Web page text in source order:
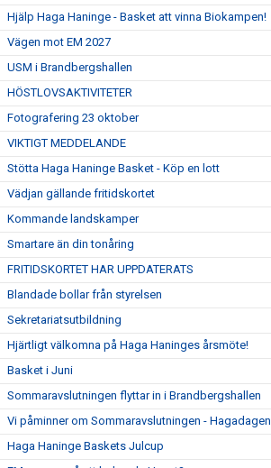
Hjälp Haga Haninge - Basket att vinna Biokampen!
Vägen mot EM 2027
USM i Brandbergshallen
HÖSTLOVSAKTIVITETER
Fotografering 23 oktober
VIKTIGT MEDDELANDE
Stötta Haga Haninge Basket - Köp en lott
Vädjan gällande fritidskortet
Kommande landskamper
Smartare än din tonåring
FRITIDSKORTET HAR UPPDATERATS
Blandade bollar från styrelsen
Sekretariatsutbildning
Hjärtligt välkomna på Haga Haninges årsmöte!
Basket i Juni
Sommaravslutningen flyttar in i Brandbergshallen
Vi påminner om Sommaravslutningen - Hagadagen
Haga Haninge Baskets Julcup